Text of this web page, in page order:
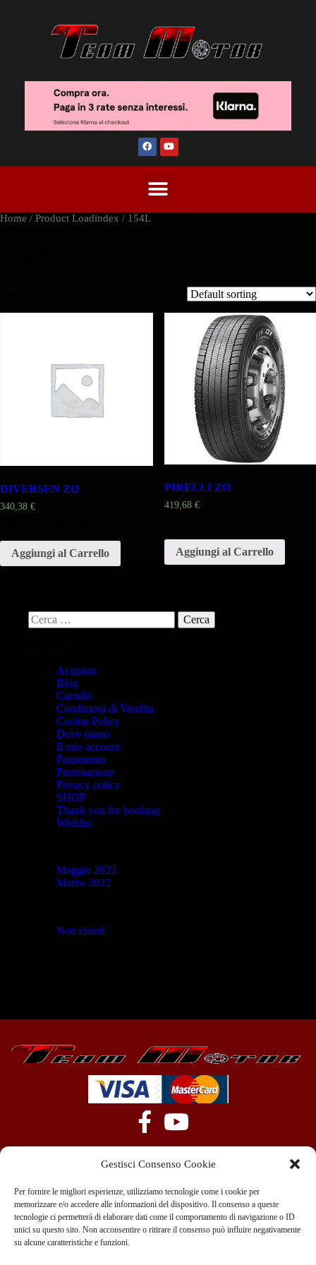
Gestisci Consenso Cookie
Per fornire le migliori esperienze, utilizziamo tecnologie come i cookie per
memorizzare e/o accedere alle informazioni del dispositivo. Il consenso a queste
tecnologie ci permetterà di elaborare dati come il comportamento di navigazione o ID
unici su questo sito. Non acconsentire o ritirare il consenso può influire negativamente
su alcune caratteristiche e funzioni.
Home / Product Loadindex / 154L
DIVERSEN ZO
340,38 €
Aggiungi al Carrello
PIRELLI ZO
419,68 €
Aggiungi al Carrello
Acquisto
Blog
Carrello
Condizioni di Vendita
Cookie Policy
Dove siamo
Il mio account
Pagamento
Prenotazione
Privacy policy
SHOP
Thank you for booking
Wishlist
Maggio 2022
Marzo 2022
Non classé
+39 351 970 89 33
info@teammotor.it